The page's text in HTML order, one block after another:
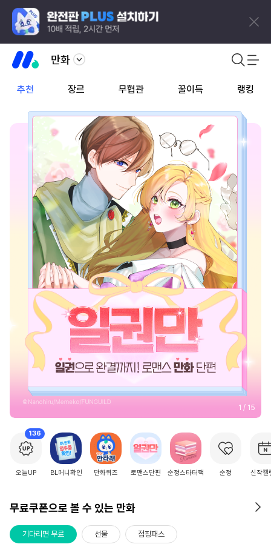
만화
추천 장르 무협관 꿀이득 랭킹
2 / 15
136
오늘UP BL머니확인 만화퀴즈 로맨스단편 순정스타터팩 순정 신작캘
무료쿠폰으로 볼 수 있는 만화
기다리면 무료 선물 점핑패스